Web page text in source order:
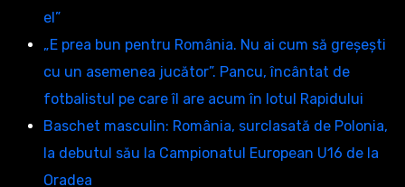
el”
„E prea bun pentru România. Nu ai cum să greşeşti
cu un asemenea jucător”. Pancu, încântat de
fotbalistul pe care îl are acum în lotul Rapidului
Baschet masculin: România, surclasată de Polonia,
la debutul său la Campionatul European U16 de la
Oradea